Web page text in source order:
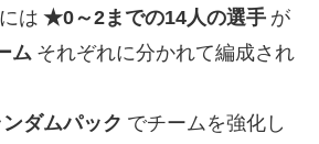
は ★0～2までの14人の選手 が
ム それぞれに分かれて編成され
ンダムパック でチームを強化し